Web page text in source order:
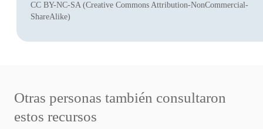
CC BY-NC-SA (Creative Commons Attribution-NonCommercial-
ShareAlike)
Otras personas también consultaron
estos recursos